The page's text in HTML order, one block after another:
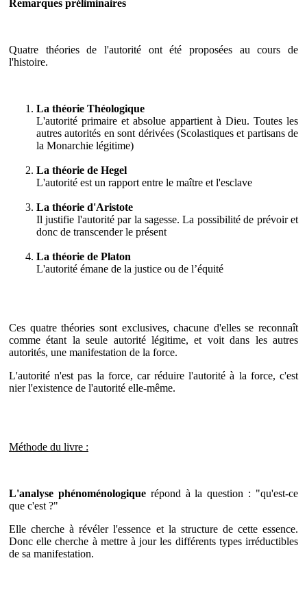
Remarques préliminaires
Quatre théories de l'autorité ont été proposées au cours de
l'histoire.
La théorie Théologique
L'autorité primaire et absolue appartient à Dieu. Toutes les
autres autorités en sont dérivées (Scolastiques et partisans de
la Monarchie légitime)
La théorie de Hegel
L'autorité est un rapport entre le maître et l'esclave
La théorie d'Aristote
Il justifie l'autorité par la sagesse. La possibilité de prévoir et
donc de transcender le présent
La théorie de Platon
L'autorité émane de la justice ou de l’équité
Ces quatre théories sont exclusives, chacune d'elles se reconnaît
comme étant la seule autorité légitime, et voit dans les autres
autorités, une manifestation de la force.
L'autorité n'est pas la force, car réduire l'autorité à la force, c'est
nier l'existence de l'autorité elle-même.
Méthode du livre :
L'analyse phénoménologiquerépond à la question : "qu'est-ce
que c'est ?"
Elle cherche à révéler l'essence et la structure de cette essence.
Donc elle cherche à mettre à jour les différents types irréductibles
de sa manifestation.